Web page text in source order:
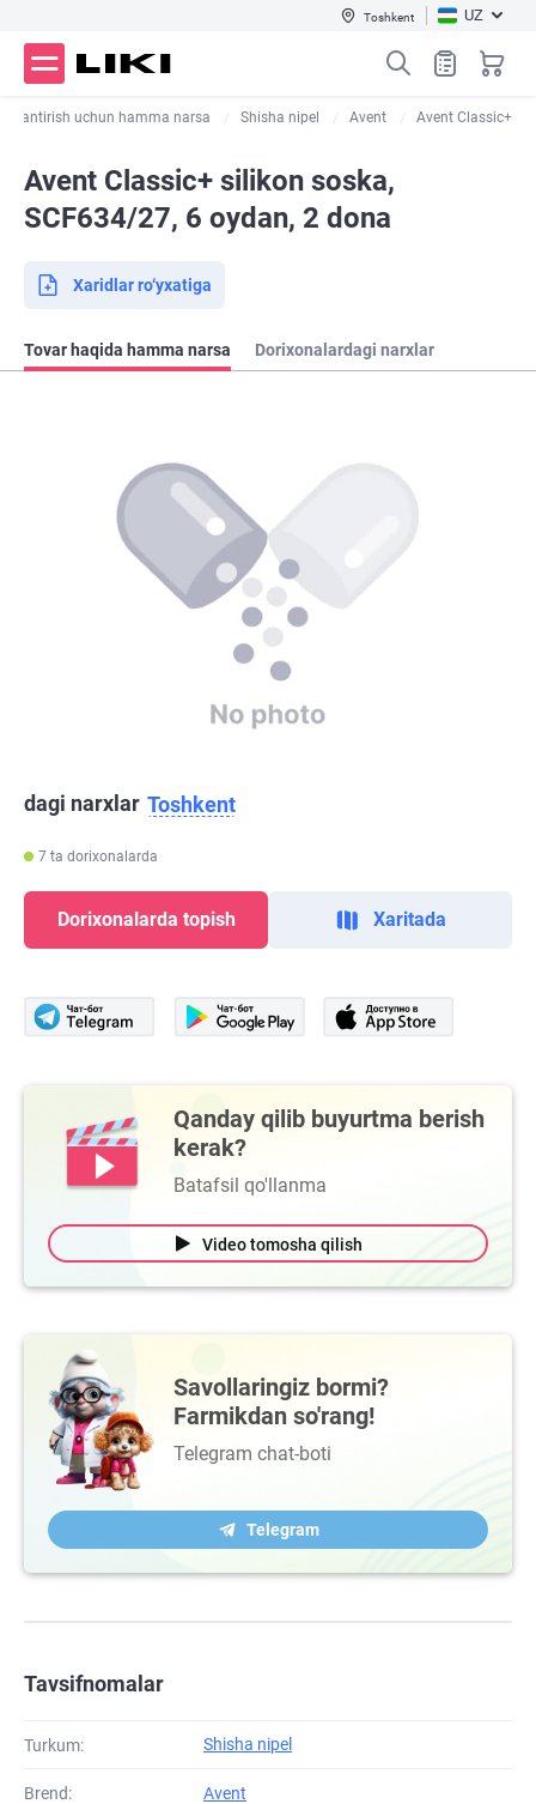
Toshkent UZ
uchun hamma narsa Shisha nipel Avent Avent Classic+
Avent Classic+ silikon soska,
SCF634/27, 6 oydan, 2 dona
Xaridlar ro‘yxatiga
Tovar haqida hamma narsa Dorixonalardagi narxlar
dagi narxlar Toshkent
7 ta dorixonalarda
Dorixonalarda topish Xaritada
Qanday qilib buyurtma berish
kerak?
Batafsil qo'llanma
Video tomosha qilish
Savollaringiz bormi?
Farmikdan so'rang!
Telegram chat-boti
Telegram
Tavsifnomalar
Turkum: Shisha nipel
Brend: Avent